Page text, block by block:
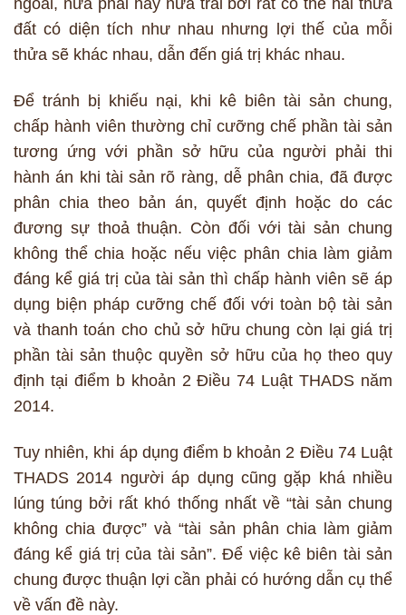
đất có diện tích như nhau nhưng lợi thế của mỗi
thửa sẽ khác nhau, dẫn đến giá trị khác nhau.
Để tránh bị khiếu nại, khi kê biên tài sản chung,
chấp hành viên thường chỉ cưỡng chế phần tài sản
tương ứng với phần sở hữu của người phải thi
hành án khi tài sản rõ ràng, dễ phân chia, đã được
phân chia theo bản án, quyết định hoặc do các
đương sự thoả thuận. Còn đối với tài sản chung
không thể chia hoặc nếu việc phân chia làm giảm
đáng kể giá trị của tài sản thì chấp hành viên sẽ áp
dụng biện pháp cưỡng chế đối với toàn bộ tài sản
và thanh toán cho chủ sở hữu chung còn lại giá trị
phần tài sản thuộc quyền sở hữu của họ theo quy
định tại điểm b khoản 2 Điều 74 Luật THADS năm
2014.
Tuy nhiên, khi áp dụng điểm b khoản 2 Điều 74 Luật
THADS 2014 người áp dụng cũng gặp khá nhiều
lúng túng bởi rất khó thống nhất về “tài sản chung
không chia được” và “tài sản phân chia làm giảm
đáng kể giá trị của tài sản”. Để việc kê biên tài sản
chung được thuận lợi cần phải có hướng dẫn cụ thể
về vấn đề này.